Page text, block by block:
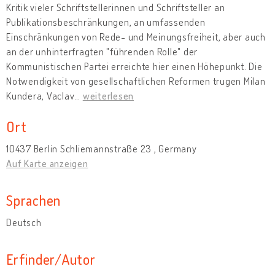
Kritik vieler Schriftstellerinnen und Schriftsteller an
Publikationsbeschränkungen, an umfassenden
Einschränkungen von Rede- und Meinungsfreiheit, aber auch
an der unhinterfragten "führenden Rolle" der
Kommunistischen Partei erreichte hier einen Höhepunkt. Die
Notwendigkeit von gesellschaftlichen Reformen trugen Milan
Kundera, Vaclav
weiterlesen
Ort
10437 Berlin Schliemannstraße 23 , Germany
Auf Karte anzeigen
Sprachen
Deutsch
Erfinder/Autor